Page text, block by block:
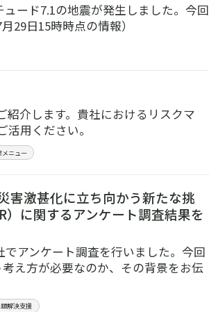
ード7.1の地震が発生しました。今回
29日15時時点の情報）
介します。貴社におけるリスクマ
用ください。
メニュー
害激甚化に立ち向かう新たな挑
に関するアンケート調査結果を
アンケート調査を行いました。今回
え方が必要なのか、その背景をお伝
解決支援